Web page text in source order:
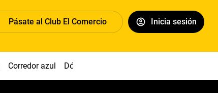
Pásate al Club El Comercio Inicia sesión
Corredor azul Dólar